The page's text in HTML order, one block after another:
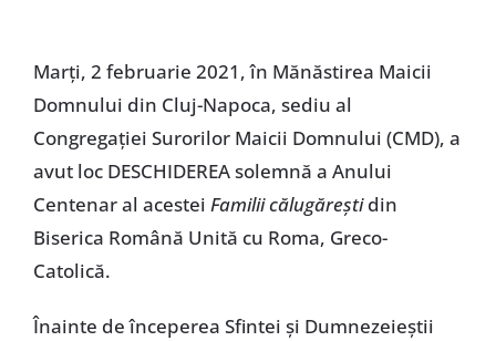
Marți, 2 februarie 2021, în Mănăstirea Maicii
Domnului din Cluj-Napoca, sediu al
Congregației Surorilor Maicii Domnului (CMD), a
avut loc DESCHIDEREA solemnă a Anului
Centenar al acestei Familii călugăreștidin
Biserica Română Unită cu Roma, Greco-
Catolică.
Înainte de începerea Sfintei și Dumnezeieștii